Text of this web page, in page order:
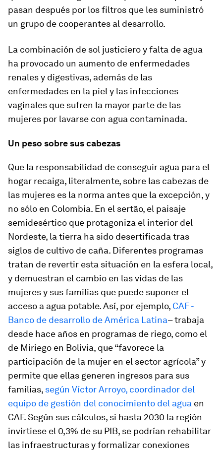
pasan después por los filtros que les suministró
un grupo de cooperantes al desarrollo.
La combinación de sol justiciero y falta de agua
ha provocado un aumento de enfermedades
renales y digestivas, además de las
enfermedades en la piel y las infecciones
vaginales que sufren la mayor parte de las
mujeres por lavarse con agua contaminada.
Un peso sobre sus cabezas
Que la responsabilidad de conseguir agua para el
hogar recaiga, literalmente, sobre las cabezas de
las mujeres es la norma antes que la excepción, y
no sólo en Colombia. En el sertão, el paisaje
semidesértico que protagoniza el interior del
Nordeste, la tierra ha sido desertificada tras
siglos de cultivo de caña. Diferentes programas
tratan de revertir esta situación en la esfera local,
y demuestran el cambio en las vidas de las
mujeres y sus familias que puede suponer el
acceso a agua potable. Así, por ejemplo, CAF -
Banco de desarrollo de América Latina– trabaja
desde hace años en programas de riego, como el
de Miriego en Bolivia, que “favorece la
participación de la mujer en el sector agrícola” y
permite que ellas generen ingresos para sus
familias, según Víctor Arroyo, coordinador del
equipo de gestión del conocimiento del agua en
CAF. Según sus cálculos, si hasta 2030 la región
invirtiese el 0,3% de su PIB, se podrían rehabilitar
las infraestructuras y formalizar conexiones